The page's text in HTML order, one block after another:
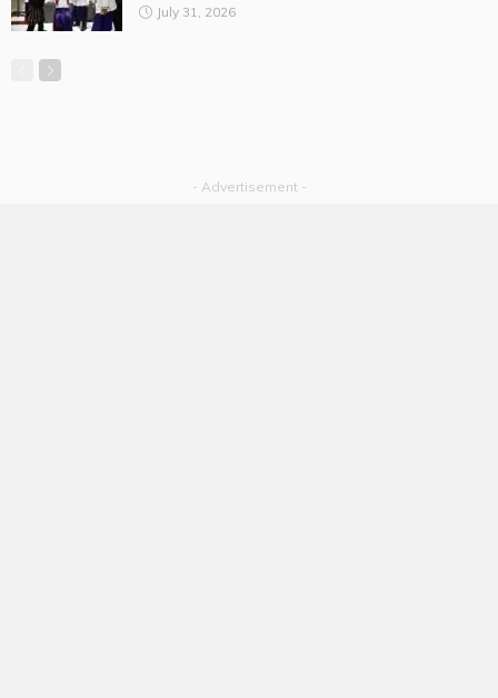
July 31, 2026
- Advertisement -